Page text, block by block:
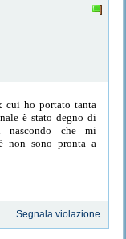
cui ho portato tanta
è stato degno di
nascondo che mi
non sono pronta a
Segnala violazione